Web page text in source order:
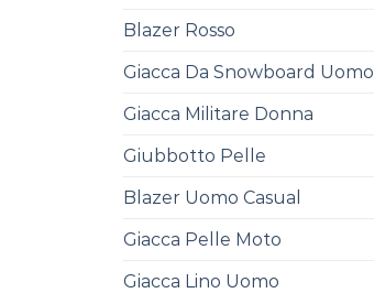
Blazer Rosso
Giacca Da Snowboard Uomo
Giacca Militare Donna
Giubbotto Pelle
Blazer Uomo Casual
Giacca Pelle Moto
Giacca Lino Uomo